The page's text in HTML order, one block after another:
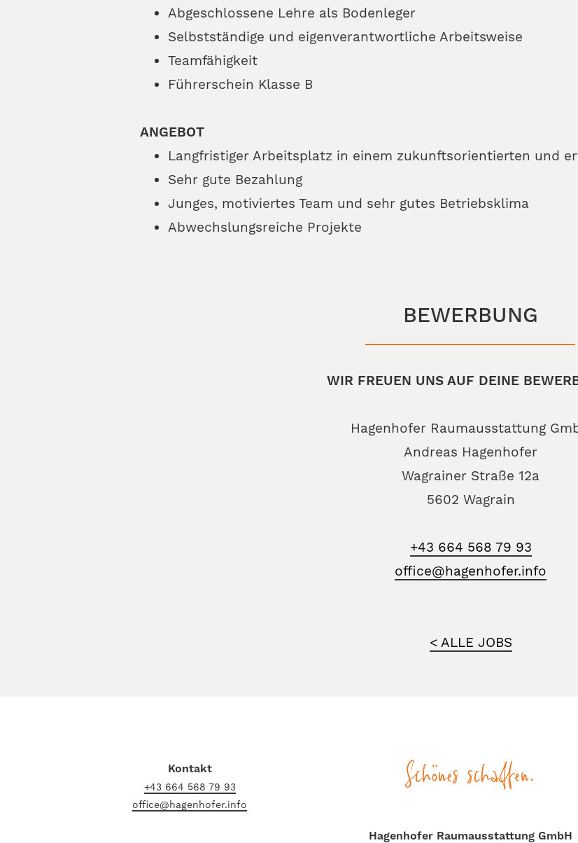
Abgeschlossene Lehre als Bodenleger
Selbstständige und eigenverantwortliche Arbeitsweise
Teamfähigkeit
Führerschein Klasse B
ANGEBOT
Langfristiger Arbeitsplatz in einem zukunftsorientierten und
Sehr gute Bezahlung
Junges, motiviertes Team und sehr gutes Betriebsklima
Abwechslungsreiche Projekte
BEWERBUNG
WIR FREUEN UNS AUF DEINE
Hagenhofer Raumausstattung
Andreas Hagenhofer
Wagrainer Straße 12a
5602 Wagrain
+43 664 568 79 93
office@hagenhofer.info
< ALLE JOBS
Kontakt
+43 664 568 79 93
office@hagenhofer.info
Schönes schaffen.
Hagenhofer Raumausstattung GmbH